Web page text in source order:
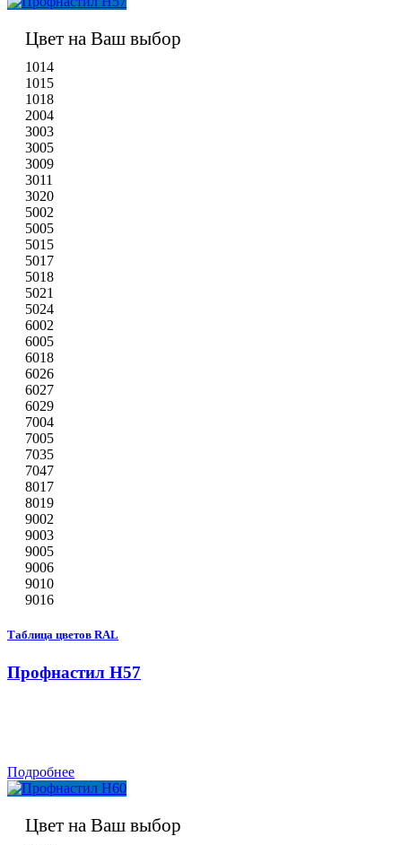
Цвет на Ваш выбор
1014
1015
1018
2004
3003
3005
3009
3011
3020
5002
5005
5015
5017
5018
5021
5024
6002
6005
6018
6026
6027
6029
7004
7005
7035
7047
8017
8019
9002
9003
9005
9006
9010
9016
Таблица цветов RAL
Профнастил Н57
Подробнее
Цвет на Ваш выбор